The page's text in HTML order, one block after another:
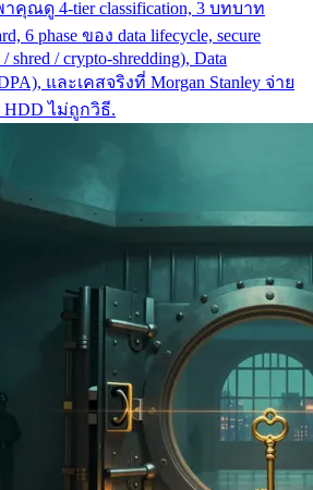
าคุณดู 4-tier classification, 3 บทบาท
6 phase ของ data lifecycle, secure
shred / crypto-shredding), Data
และเคสจริงที่ Morgan Stanley จ่าย
HDD ไม่ถูกวิธี.